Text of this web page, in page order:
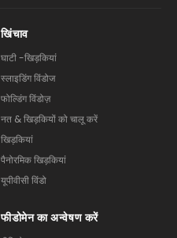
खिंचाव
घाटी -खिड़कियां
स्लाइडिंग विंडोज
फोल्डिंग विंडोज़
नत & खिड़कियों को चालू करें
खिड़कियां
पैनोरमिक खिड़कियां
यूपीवीसी विंडो
फीडोमेन का अन्वेषण करें